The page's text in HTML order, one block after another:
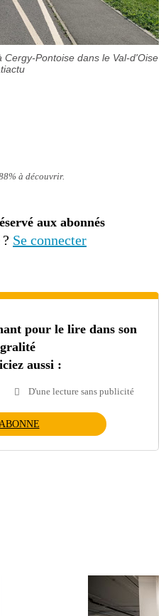
Pontoise dans le Val-d'Oise
à découvrir.
aux abonnés
Se connecter
pour le lire dans son
aussi :
D'une lecture sans publicité